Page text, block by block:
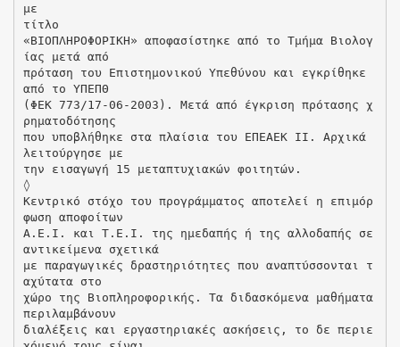
με
τίτλο
«ΒΙΟΠΛΗΡΟΦΟΡΙΚΗ» αποφασίστηκε από το Τμήμα Βιολογ
ίας μετά από
πρόταση του Επιστημονικού Υπεθύνου και εγκρίθηκε
από το ΥΠΕΠΘ
(ΦΕΚ 773/17-06-2003). Μετά από έγκριση πρότασης χ
ρηματοδότησης
που υποβλήθηκε στα πλαίσια του ΕΠΕΑΕΚ II. Αρχικά
λειτούργησε με
την εισαγωγή 15 μεταπτυχιακών φοιτητών.
◊
Κεντρικό στόχο του προγράμματος αποτελεί η επιμόρ
φωση αποφοίτων
Α.Ε.Ι. και Τ.Ε.Ι. της ημεδαπής ή της αλλοδαπής σε
αντικείμενα σχετικά
με παραγωγικές δραστηριότητες που αναπτύσσονται τ
αχύτατα στο
χώρο της Βιοπληροφορικής. Τα διδασκόμενα μαθήματα
περιλαμβάνουν
διαλέξεις και εργαστηριακές ασκήσεις, το δε περιε